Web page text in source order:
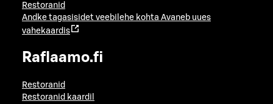
Restoranid
Andke tagasisidet veebilehe kohta Avaneb uues
vahekaardis
Raflaamo.fi
Restoranid
Restoranid kaardil